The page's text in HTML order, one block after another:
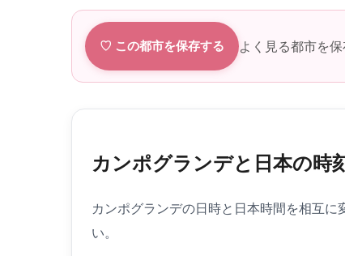
♡ この都市を保存する よく見る都市を
カンポグランデと日本の時
カンポグランデの日時と日本時間を相互
い。